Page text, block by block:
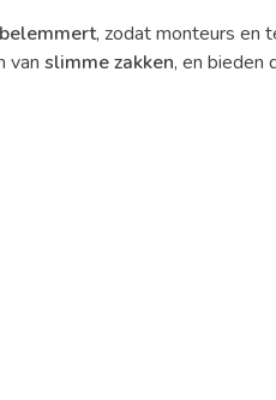
, zodat monteurs en
van slimme zakken, en bieden